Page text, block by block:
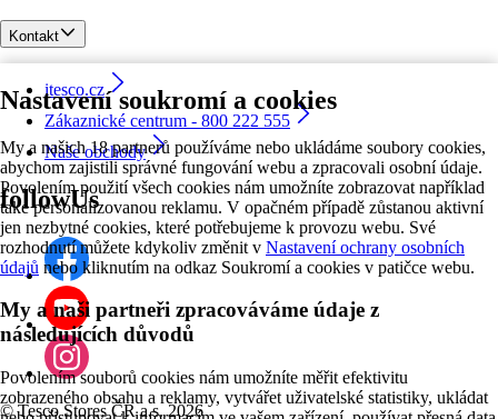
Nastavení soukromí a cookies
My a našich 18 partnerů používáme nebo ukládáme soubory cookies,
abychom zajistili správné fungování webu a zpracovali osobní údaje.
Povolením použití všech cookies nám umožníte zobrazovat například
také personalizovanou reklamu. V opačném případě zůstanou aktivní
jen nezbytné cookies, které potřebujeme k provozu webu. Své
rozhodnutí můžete kdykoliv změnit v Nastavení ochrany osobních
údajů nebo kliknutím na odkaz Soukromí a cookies v patičce webu.
My a naši partneři zpracováváme údaje z
následujících důvodů
Povolením souborů cookies nám umožníte měřit efektivitu
zobrazeného obsahu a reklamy, vytvářet uživatelské statistiky, ukládat
Kontakt
itesco.cz
Zákaznické centrum - 800 222 555
Naše obchody
followUs
©Tesco Stores ČR a.s. 2026